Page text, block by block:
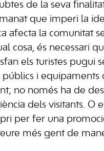
de la seva
que imperi la
afecta la comunitat
cosa, és necessari
els turistes pugui
públics i equipaments
no només ha de
dels visitants. O
per fer una
més gent de